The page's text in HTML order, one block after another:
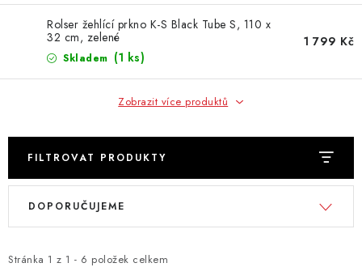
Rolser žehlící prkno K-S Black Tube S, 110 x
32 cm, zelené
Skladem (1 ks)
1 799 Kč
Zobrazit více produktů
FILTROVAT PRODUKTY
V
i
Stránka 1 z 1 - 6 položek celkem
Ř
e
DOPORUČUJEME